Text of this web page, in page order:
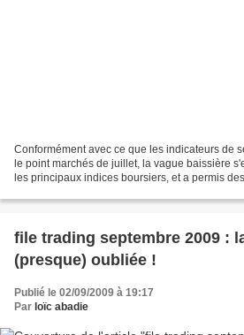
Conformément avec ce que les indicateurs de
le point marchés de juillet, la vague baissière
les principaux indices boursiers, et a permis
file trading septembre 2009 :
(presque) oubliée !
Publié le 02/09/2009 à 19:17
Par loïc abadie